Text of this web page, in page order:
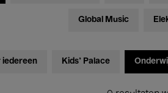
Global Music
iedereen Kids’ Palace